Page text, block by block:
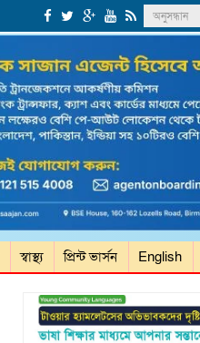
স্বাস্থ্য প্রিন্ট ভার্সন English